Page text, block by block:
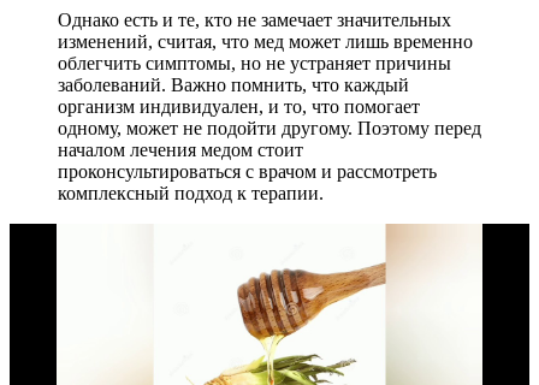
Однако есть и те, кто не замечает значительных
изменений, считая, что мед может лишь временно
облегчить симптомы, но не устраняет причины
заболеваний. Важно помнить, что каждый
организм индивидуален, и то, что помогает
одному, может не подойти другому. Поэтому перед
началом лечения медом стоит
проконсультироваться с врачом и рассмотреть
комплексный подход к терапии.